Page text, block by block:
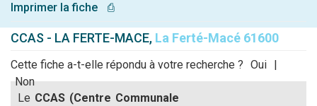
Imprimer la fiche
⎙
CCAS - LA FERTE-MACE, La Ferté-Macé 61600
Cette fiche a-t-elle répondu à votre recherche ? Oui |
Non
Le CCAS (Centre Communale